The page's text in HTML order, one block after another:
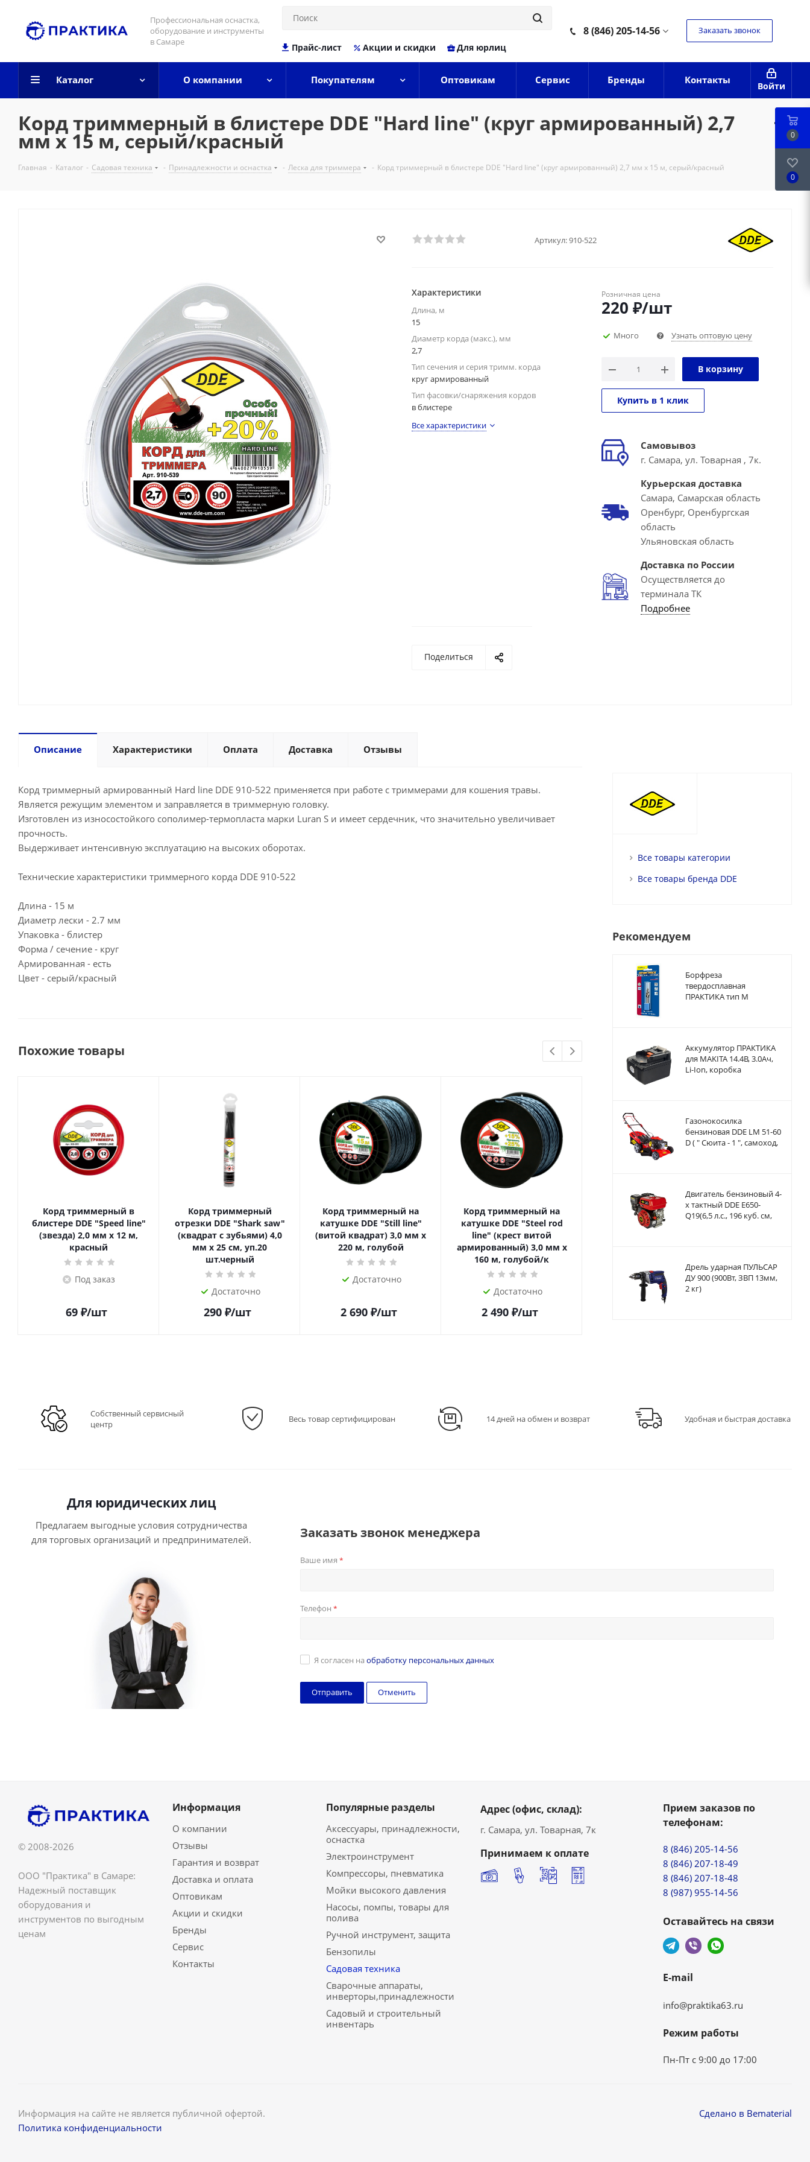
Профессиональная оснастка,
оборудование и инструменты
в Самаре
Прайс-лист Акции и скидки Для юрлиц
8 (846) 205-14-56 Заказать звонок
Войти
Каталог О компании Покупателям Оптовикам Сервис Бренды Контакты
Корд триммерный в блистере DDE "Hard line" (круг армированный) 2,7
мм х 15 м, серый/красный
Главная - Каталог - Садовая техника - Принадлежности и оснастка - Леска для триммера - Корд триммерный в блистере DDE "Hard line" (круг армированный) 2,7 мм х 15 м, серый/красный
Артикул:910-522
Характеристики
Длина, м
15
Диаметр корда (макс.), мм
2,7
Тип сечения и серия тримм. корда
круг армированный
Тип фасовки/снаряжения кордов
в блистере
Все характеристики
Розничная цена
220 ₽/шт
Много Узнать оптовую цену
В корзину
Купить в 1 клик
Самовывоз
г. Самара, ул. Товарная , 7к.
Курьерская доставка
Самара, Самарская область
Оренбург, Оренбургская
область
Ульяновская область
Доставка по России
Осуществляется до
терминала ТК
Подробнее
Поделиться
Описание Характеристики Оплата Доставка Отзывы
Корд триммерный армированный Hard line DDE 910-522 применяется при работе с триммерами для кошения травы.
Является режущим элементом и заправляется в триммерную головку.
Изготовлен из износостойкого сополимер-термопласта марки Luran S и имеет сердечник, что значительно увеличивает
прочность.
Выдерживает интенсивную эксплуатацию на высоких оборотах.
Технические характеристики триммерного корда DDE 910-522
Длина - 15 м
Диаметр лески - 2.7 мм
Упаковка - блистер
Форма / сечение - круг
Армированная - есть
Цвет - серый/красный
Похожие товары
Корд триммерный в
блистере DDE "Speed line"
(звезда) 2,0 мм х 12 м,
красный
Под заказ
69 ₽/шт
Корд триммерный
отрезки DDE "Shark saw"
(квадрат с зубьями) 4,0
мм х 25 см, уп.20
шт.черный
Достаточно
290 ₽/шт
Корд триммерный на
катушке DDE "Still line"
(витой квадрат) 3,0 мм х
220 м, голубой
Достаточно
2 690₽/шт
Корд триммерный на
катушке DDE "Steel rod
line" (крест витой
армированный) 3,0 мм х
160 м, голубой/к
Достаточно
2 490₽/шт
Корд триммерный на
катушке DDE "Speed line"
Достаточно
Корд
катушке DDE
Все товары категории
Все товары бренда DDE
Рекомендуем
Борфреза
твердосплавная
ПРАКТИКА тип M
Аккумулятор ПРАКТИКА
для MAKITA 14.4В, 3.0Ач,
Li-Ion, коробка
Газонокосилка
бензиновая DDE LM 51-60
D ( " Сюита - 1 ", самоход,
Двигатель бензиновый 4-
х тактный DDE E650-
Q19(6,5 л.с., 196 куб. см,
Дрель ударная ПУЛЬСАР
ДУ 900 (900Вт, ЗВП 13мм,
2 кг)
Собственный сервисный
центр
Весь товар сертифицирован 14 дней на обмен и возврат Удобная и быстрая доставка
Для юридических лиц
Предлагаем выгодные условия сотрудничества
для торговых организаций и предпринимателей.
Заказать звонок менеджера
Ваше имя *
Телефон *
Я согласен на обработку персональных данных
Отменить
© 2008-2026
ООО "Практика" в Самаре:
Надежный поставщик
оборудования и
инструментов по выгодным
ценам
Информация
О компании
Отзывы
Гарантия и возврат
Доставка и оплата
Оптовикам
Акции и скидки
Бренды
Сервис
Контакты
Популярные разделы
Аксессуары, принадлежности,
оснастка
Электроинструмент
Компрессоры, пневматика
Мойки высокого давления
Насосы, помпы, товары для
полива
Ручной инструмент, защита
Бензопилы
Садовая техника
Сварочные аппараты,
инверторы,принадлежности
Садовый и строительный
инвентарь
Адрес (офис, склад):
г. Самара, ул. Товарная, 7к
Принимаем к оплате
Прием заказов по
телефонам:
8 (846) 205-14-56
8 (846) 207-18-49
8 (846) 207-18-48
8 (987) 955-14-56
Оставайтесь на связи
E-mail
info@praktika63.ru
Режим работы
Пн-Пт с 9:00 до 17:00
Информация на сайте не является публичной офертой.
Политика конфиденциальности
Сделано в Bematerial
0
0